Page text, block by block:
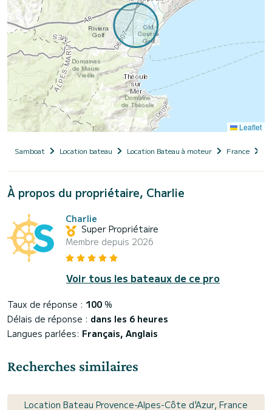
Leaflet
Samboat Location bateau Location Bateau à moteur France
À propos du propriétaire, Charlie
Charlie
Super Propriétaire
Membre depuis 2026
Voir tous les bateaux de ce pro
Taux de réponse : 100 %
Délais de réponse : dans les 6 heures
Langues parlées: Français, Anglais
Recherches similaires
Location Bateau Provence-Alpes-Côte d'Azur, France